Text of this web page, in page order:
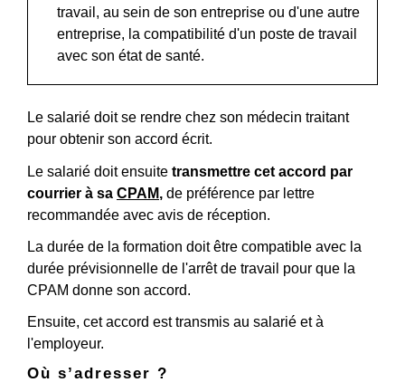
travail, au sein de son entreprise ou d'une autre
entreprise, la compatibilité d'un poste de travail
avec son état de santé.
Le salarié doit se rendre chez son médecin traitant
pour obtenir son accord écrit.
Le salarié doit ensuite transmettre cet accord par
courrier à sa CPAM, de préférence par lettre
recommandée avec avis de réception.
La durée de la formation doit être compatible avec la
durée prévisionnelle de l'arrêt de travail pour que la
CPAM donne son accord.
Ensuite, cet accord est transmis au salarié et à
l'employeur.
Où s’adresser ?